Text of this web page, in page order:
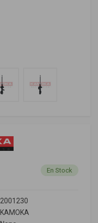
En Stock
2001230
KAMOKA